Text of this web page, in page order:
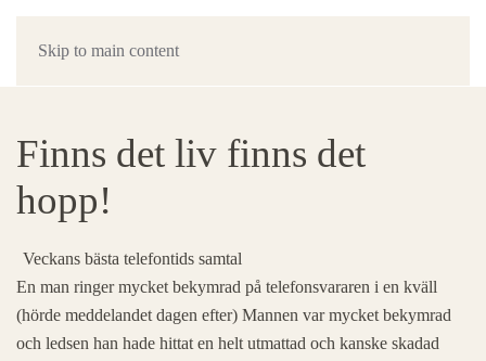
Skip to main content
Finns det liv finns det
hopp!
Veckans bästa telefontids samtal
En man ringer mycket bekymrad på telefonsvararen i en kväll
(hörde meddelandet dagen efter) Mannen var mycket bekymrad
och ledsen han hade hittat en helt utmattad och kanske skadad